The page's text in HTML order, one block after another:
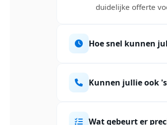
duidelijke offerte
Hoe snel kunnen
Kunnen jullie ook
Wat gebeurt er